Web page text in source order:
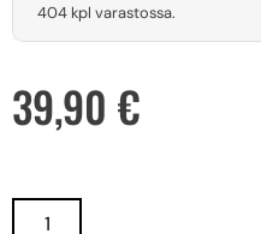
404 kpl varastossa.
39,90 €